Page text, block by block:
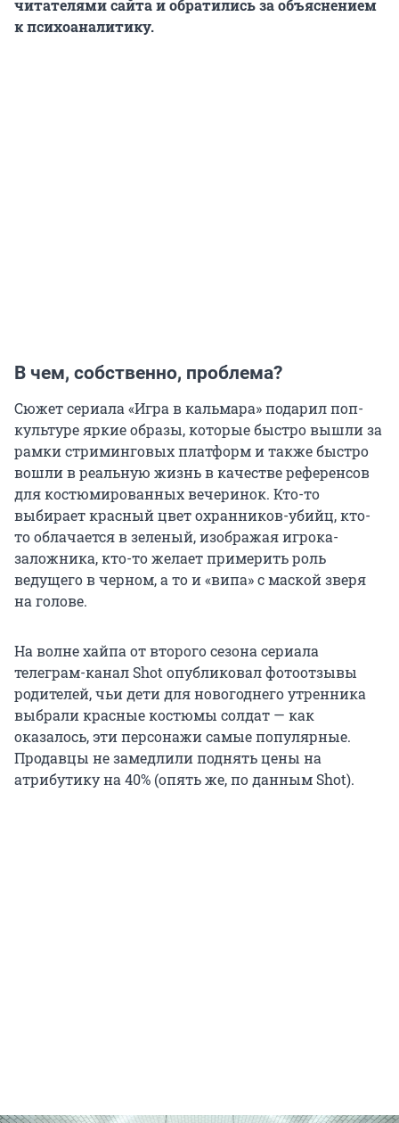
читателями сайта и обратились за объяснением
к психоаналитику.
В чем, собственно, проблема?
Сюжет сериала «Игра в кальмара» подарил поп-
культуре яркие образы, которые быстро вышли за
рамки стриминговых платформ и также быстро
вошли в реальную жизнь в качестве референсов
для костюмированных вечеринок. Кто-то
выбирает красный цвет охранников-убийц, кто-
то облачается в зеленый, изображая игрока-
заложника, кто-то желает примерить роль
ведущего в черном, а то и «випа» с маской зверя
на голове.
На волне хайпа от второго сезона сериала
телеграм-канал Shot опубликовал фотоотзывы
родителей, чьи дети для новогоднего утренника
выбрали красные костюмы солдат — как
оказалось, эти персонажи самые популярные.
Продавцы не замедлили поднять цены на
атрибутику на 40% (опять же, по данным Shot).